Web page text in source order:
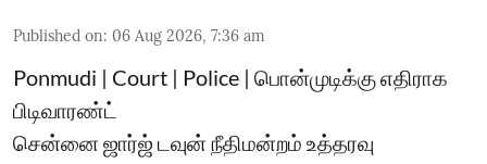
Published on: 06 Aug 2026, 7:36 am
Ponmudi | Court | Police | பொன்முடிக்கு எதிராக
பிடிவாரண்ட்
சென்னை ஜார்ஜ் டவுன் நீதிமன்றம் உத்தரவு